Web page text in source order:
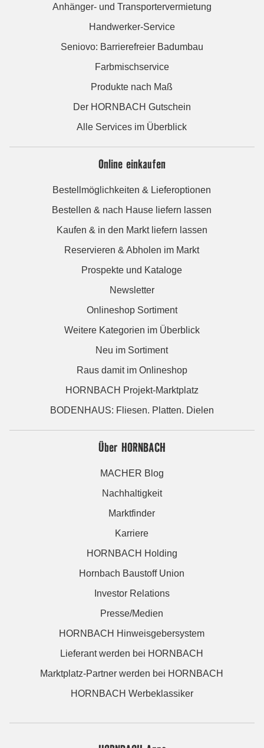
Anhänger- und Transportervermietung
Handwerker-Service
Seniovo: Barrierefreier Badumbau
Farbmischservice
Produkte nach Maß
Der HORNBACH Gutschein
Alle Services im Überblick
Online einkaufen
Bestellmöglichkeiten & Lieferoptionen
Bestellen & nach Hause liefern lassen
Kaufen & in den Markt liefern lassen
Reservieren & Abholen im Markt
Prospekte und Kataloge
Newsletter
Onlineshop Sortiment
Weitere Kategorien im Überblick
Neu im Sortiment
Raus damit im Onlineshop
HORNBACH Projekt-Marktplatz
BODENHAUS: Fliesen. Platten. Dielen
Über HORNBACH
MACHER Blog
Nachhaltigkeit
Marktfinder
Karriere
HORNBACH Holding
Hornbach Baustoff Union
Investor Relations
Presse/Medien
HORNBACH Hinweisgebersystem
Lieferant werden bei HORNBACH
Marktplatz-Partner werden bei HORNBACH
HORNBACH Werbeklassiker